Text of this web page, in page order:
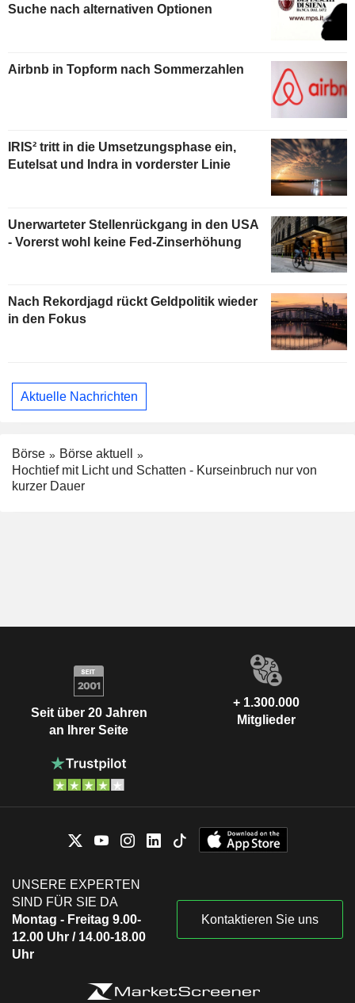
Suche nach alternativen Optionen
Airbnb in Topform nach Sommerzahlen
IRIS² tritt in die Umsetzungsphase ein,
Eutelsat und Indra in vorderster Linie
Unerwarteter Stellenrückgang in den USA
- Vorerst wohl keine Fed-Zinserhöhung
Nach Rekordjagd rückt Geldpolitik wieder
in den Fokus
Aktuelle Nachrichten
Börse
Börse aktuell
Hochtief mit Licht und Schatten - Kurseinbruch nur von
kurzer Dauer
Seit über 20 Jahren
an Ihrer Seite
+ 1.300.000
Mitglieder
UNSERE EXPERTEN
SIND FÜR SIE DA
Montag - Freitag 9.00-
12.00 Uhr / 14.00-18.00
Uhr
Kontaktieren Sie uns